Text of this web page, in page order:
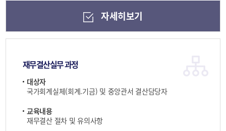
자세히보기
재무결산실무 과정
대상자
국가회계실체(회계.기금) 및 중앙관서 결산담당자
교육내용
재무결산 절차 및 유의사항